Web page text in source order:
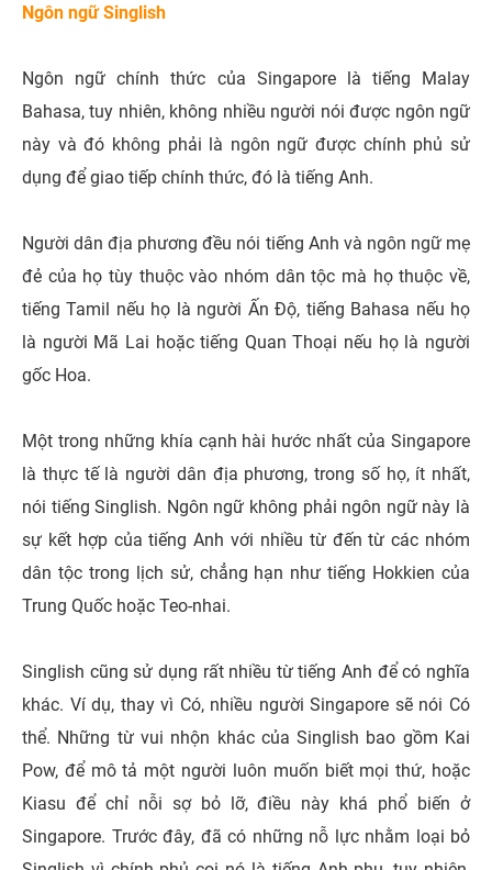
Ngôn ngữ Singlish
Ngôn ngữ chính thức của Singapore là tiếng Malay
Bahasa, tuy nhiên, không nhiều người nói được ngôn ngữ
này và đó không phải là ngôn ngữ được chính phủ sử
dụng để giao tiếp chính thức, đó là tiếng Anh.
Người dân địa phương đều nói tiếng Anh và ngôn ngữ mẹ
đẻ của họ tùy thuộc vào nhóm dân tộc mà họ thuộc về,
tiếng Tamil nếu họ là người Ấn Độ, tiếng Bahasa nếu họ
là người Mã Lai hoặc tiếng Quan Thoại nếu họ là người
gốc Hoa.
Một trong những khía cạnh hài hước nhất của Singapore
là thực tế là người dân địa phương, trong số họ, ít nhất,
nói tiếng Singlish. Ngôn ngữ không phải ngôn ngữ này là
sự kết hợp của tiếng Anh với nhiều từ đến từ các nhóm
dân tộc trong lịch sử, chẳng hạn như tiếng Hokkien của
Trung Quốc hoặc Teo-nhai.
Singlish cũng sử dụng rất nhiều từ tiếng Anh để có nghĩa
khác. Ví dụ, thay vì Có, nhiều người Singapore sẽ nói Có
thể. Những từ vui nhộn khác của Singlish bao gồm Kai
Pow, để mô tả một người luôn muốn biết mọi thứ, hoặc
Kiasu để chỉ nỗi sợ bỏ lỡ, điều này khá phổ biến ở
Singapore. Trước đây, đã có những nỗ lực nhằm loại bỏ